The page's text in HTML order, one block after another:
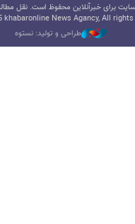
برای خبرآنلاین محفوظ است. نقل
khabaronline News Agancy, All
طراحی و تولید: نستوه